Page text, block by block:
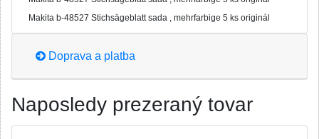
Makita b-48527 Stichsägeblatt sada , mehrfarbige 5 ks originál
Doprava a platba
Naposledy prezeraný tovar